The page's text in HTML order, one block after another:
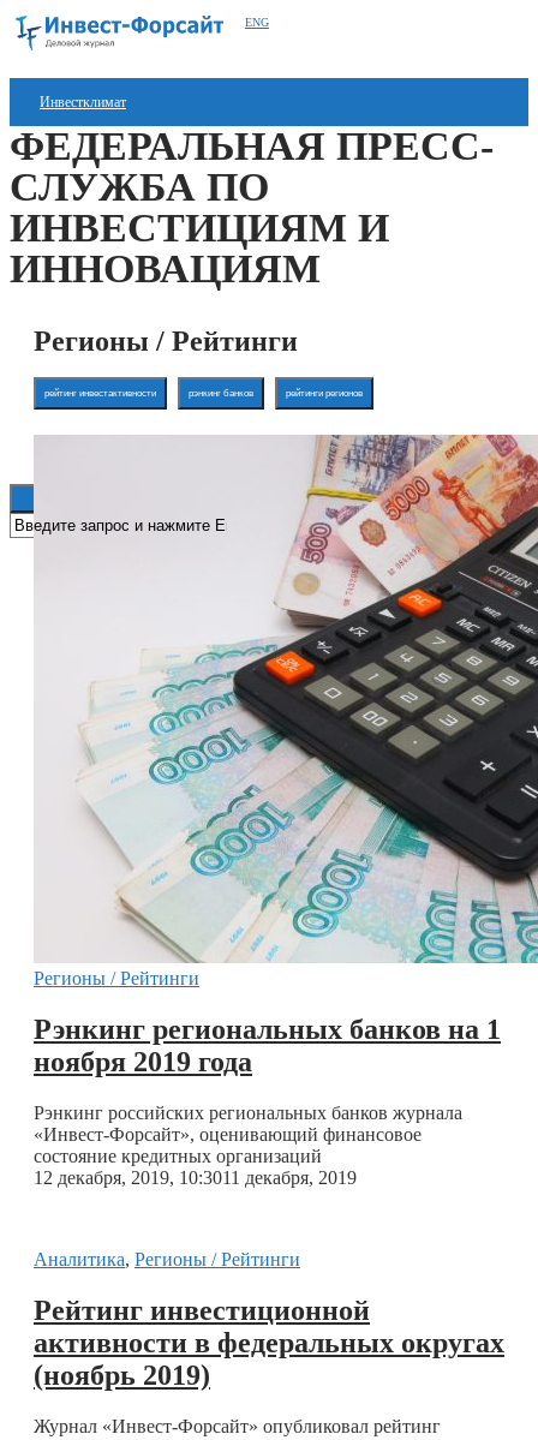
ENG
Инвестклимат
Финансы
Инвестиции
Блокчейн
Технологии
ESG
Книги
ФЕДЕРАЛЬНАЯ ПРЕСС-
СЛУЖБА ПО
ИНВЕСТИЦИЯМ И
ИННОВАЦИЯМ
Регионы / Рейтинги
рейтинг инвестактивности рэнкинг банков рейтинги регионов
Регионы / Рейтинги
Рэнкинг региональных банков на 1
ноября 2019 года
Рэнкинг российских региональных банков журнала
«Инвест-Форсайт», оценивающий финансовое
состояние кредитных организаций
12 декабря, 2019, 10:3011 декабря, 2019
Аналитика, Регионы / Рейтинги
Рейтинг инвестиционной
активности в федеральных округах
(ноябрь 2019)
Журнал «Инвест-Форсайт» опубликовал рейтинг